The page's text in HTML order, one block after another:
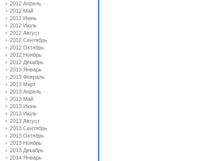
2012 Апрель
2012 Май
2012 Июнь
2012 Июль
2012 Август
2012 Сентябрь
2012 Октябрь
2012 Ноябрь
2012 Декабрь
2013 Январь
2013 Февраль
2013 Март
2013 Апрель
2013 Май
2013 Июнь
2013 Июль
2013 Август
2013 Сентябрь
2013 Октябрь
2013 Ноябрь
2013 Декабрь
2014 Январь